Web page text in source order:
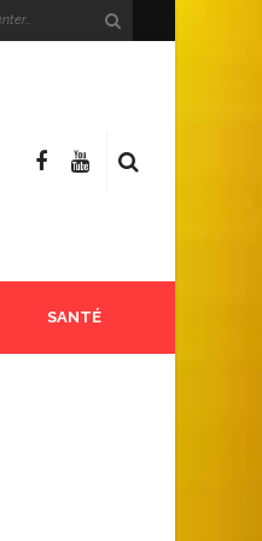
SANTÉ